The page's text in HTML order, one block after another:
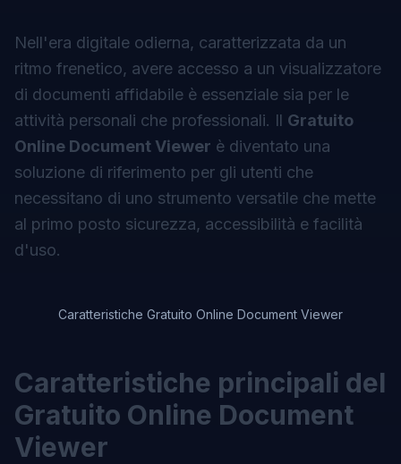
Nell'era digitale odierna, caratterizzata da un
ritmo frenetico, avere accesso a un visualizzatore
di documenti affidabile è essenziale sia per le
attività personali che professionali. Il Gratuito
Online Document Viewer è diventato una
soluzione di riferimento per gli utenti che
necessitano di uno strumento versatile che mette
al primo posto sicurezza, accessibilità e facilità
d'uso.
Caratteristiche Gratuito Online Document Viewer
Caratteristiche principali del
Gratuito Online Document
Viewer